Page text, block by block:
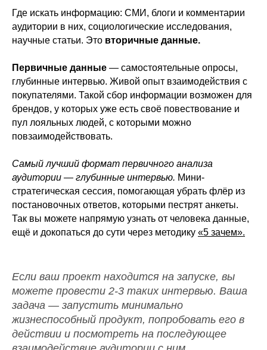
Рассылка включает статьи о
новости об обновлениях
До 10 писем в месяц. Никакого
О НАС
КУРСЫ
МЕДИА
MIND-дневник
что-то еще
ПОДПИСАТЬСЯ
Где искать информацию: СМИ, блоги и комментарии
аудитории в них, социологические исследования,
научные статьи. Это вторичные данные.
Первичные данные — самостоятельные опросы,
глубинные интервью. Живой опыт взаимодействия с
покупателями. Такой сбор информации возможен для
брендов, у которых уже есть своё повествование и
пул лояльных людей, с которыми можно
повзаимодействовать.
Самый лучший формат первичного анализа
аудитории — глубинные интервью. Мини-
стратегическая сессия, помогающая убрать флёр из
постановочных ответов, которыми пестрят анкеты.
Так вы можете напрямую узнать от человека данные,
ещё и докопаться до сути через методику «5 зачем».
Если ваш проект находится на запуске, вы
можете провести 2-3 таких интервью. Ваша
задача — запустить минимально
жизнеспособный продукт, попробовать его в
действии и посмотреть на последующее